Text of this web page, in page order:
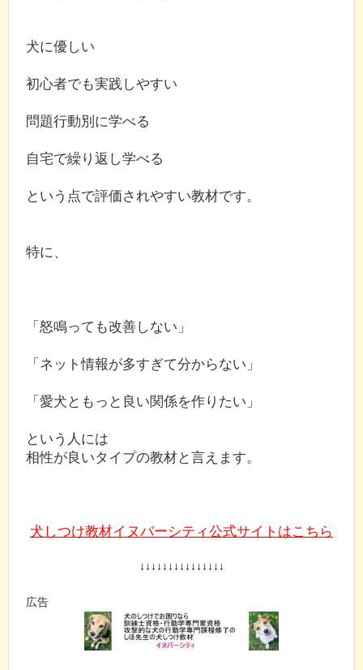
犬に優しい
初心者でも実践しやすい
問題行動別に学べる
自宅で繰り返し学べる
という点で評価されやすい教材です。
特に、
「怒鳴っても改善しない」
「ネット情報が多すぎて分からない」
「愛犬ともっと良い関係を作りたい」
という人には
相性が良いタイプの教材と言えます。
犬しつけ教材イヌバーシティ公式サイトはこちら
↓↓↓↓↓↓↓↓↓↓↓↓↓↓↓
広告